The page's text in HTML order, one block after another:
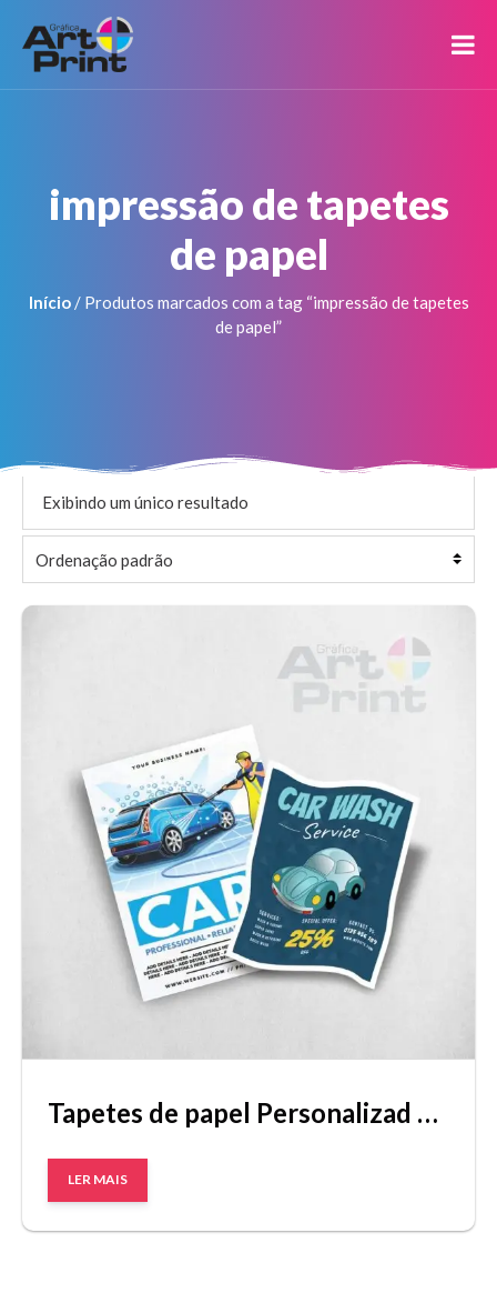
impressão de tapetes
de papel
Início/ Produtos marcados com a tag “impressão de tapetes
de papel”
Exibindo um único resultado
Tapetes de papel Personalizad para Lava Rápido
LER MAIS